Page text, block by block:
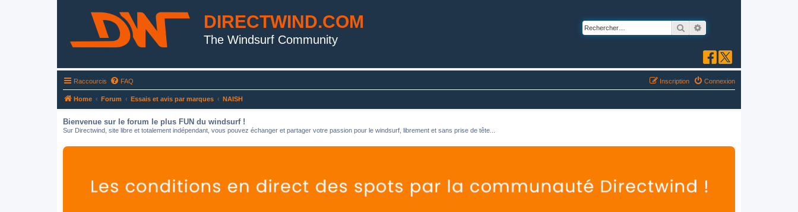
DIRECTWIND.COM
The Windsurf Community
Rechercher
Raccourcis FAQ Connexion
Inscription
Home Forum Essais et avis par marques NAISH
Bienvenue sur le forum le plus FUN du windsurf !
Sur Directwind, site libre et totalement indépendant, vous pouvez échanger et partager votre passion pour le windsurf, librement et sans prise de tête...